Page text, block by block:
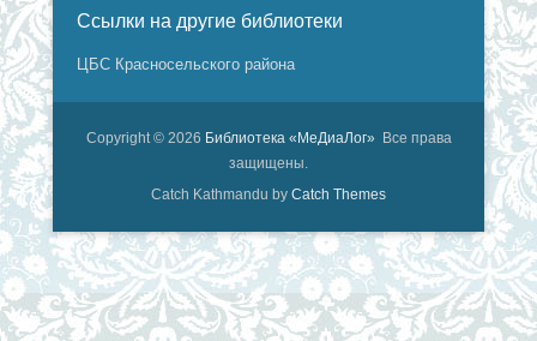
Ссылки на другие библиотеки
ЦБС Красносельского района
Copyright © 2026 Библиотека «МеДиаЛог» Все права
защищены.
Catch Kathmandu by Catch Themes